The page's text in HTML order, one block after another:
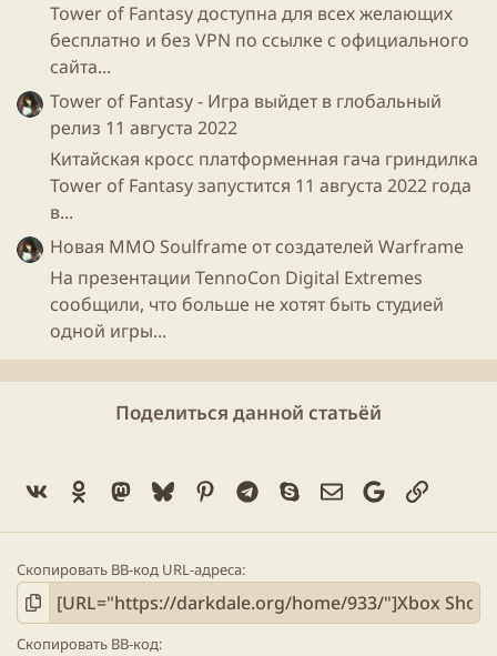
Были еще видосы, но уже либо повторение, либо не
оченьигры.
Больше всего надежд на
и Fable) Все не
оставляют попыток
и Ведьмака превзойти по
популярности =)
А вам что-нибудь приглянулось? Кроме тетриса, я
ААА проекты, но тем не менее, если что-то еще
Tower of Fantasy доступна для всех желающих
бесплатно и без VPN по ссылке с официального
сайта...
Tower of Fantasy - Игра выйдет в глобальный
релиз 11 августа 2022
Китайская кросс платформенная гача гриндилка
Tower of Fantasy запустится 11 августа 2022 года
в...
Новая ММО Soulframe от создателей Warframe
На презентации TennoCon Digital Extremes
сообщили, что больше не хотят быть студией
одной игры...
Поделиться данной статьёй
Vk Ok Mastodon
BlueskyPinterestTelegram
SkypeЭлектронная
GoogleСсылка
Скопировать BB-код URL-адреса
Скопировать BB-код